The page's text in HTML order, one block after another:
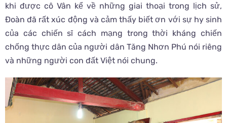
khi được cô Vân kể về những giai thoại trong lịch sử,
Đoàn đã rất xúc động và cảm thấy biết ơn với sự hy sinh
của các chiến sĩ cách mạng trong thời kháng chiến
chống thực dân của người dân Tăng Nhơn Phú nói riêng
và những người con đất Việt nói chung.